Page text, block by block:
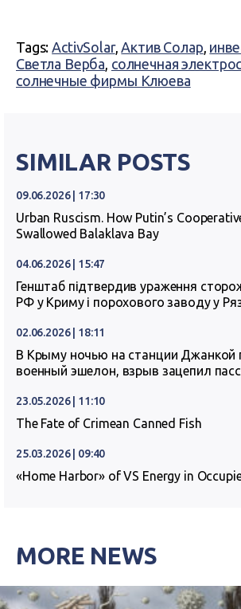
Tags: ActivSolar, Актив Солар
Светла Верба солнечная
солнечные фирмы Клюева
SIMILAR POSTS
09.06.2026 | 17:30
Urban Ruscism. How Putin’s
Swallowed Balaklava Bay
04.06.2026 | 15:47
Генштаб підтвердив ураження
РФ у Криму і порохового заводу у
02.06.2026 | 18:11
В Крыму ночью на станции Джанкой
военный эшелон, взрыв зацепил
23.05.2026 | 11:10
The Fate of Crimean Canned Fish
25.03.2026 | 09:40
«Home Harbor» of VS Energy in
MORE NEWS